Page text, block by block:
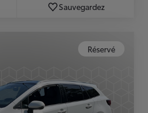
Sauvegardez
Réservé